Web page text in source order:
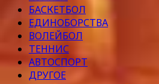
БАСКЕТБОЛ
ЕДИНОБОРСТВА
ВОЛЕЙБОЛ
ТЕННИС
АВТОСПОРТ
ДРУГОЕ